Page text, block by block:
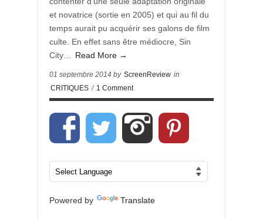
et novatrice (sortie en 2005) et qui au fil du
temps aurait pu acquérir ses galons de film
culte. En effet sans être médiocre, Sin
City…
Read More →
01 septembre 2014 by ScreenReview in
CRITIQUES / 1 Comment
Powered by Translate